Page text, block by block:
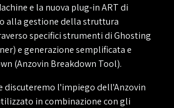
e la nuova plug-in ART di
alla gestione della struttura
specifici strumenti di Ghosting
e generazione semplificata e
(Anzovin Breakdown Tool).
discuteremo l'impiego dell'Anzovin
in combinazione con gli